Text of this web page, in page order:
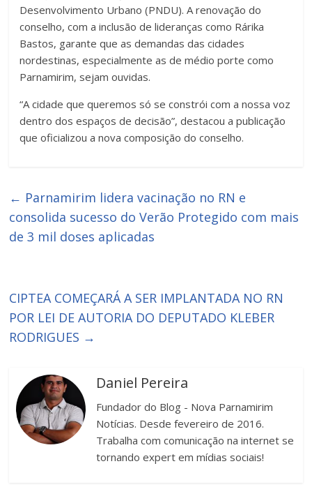
Desenvolvimento Urbano (PNDU). A renovação do
conselho, com a inclusão de lideranças como Rárika
Bastos, garante que as demandas das cidades
nordestinas, especialmente as de médio porte como
Parnamirim, sejam ouvidas.
“A cidade que queremos só se constrói com a nossa voz
dentro dos espaços de decisão”, destacou a publicação
que oficializou a nova composição do conselho.
← Parnamirim lidera vacinação no RN e
consolida sucesso do Verão Protegido com mais
de 3 mil doses aplicadas
CIPTEA COMEÇARÁ A SER IMPLANTADA NO RN
POR LEI DE AUTORIA DO DEPUTADO KLEBER
RODRIGUES →
Daniel Pereira
Fundador do Blog - Nova Parnamirim
Notícias. Desde fevereiro de 2016.
Trabalha com comunicação na internet se
tornando expert em mídias sociais!